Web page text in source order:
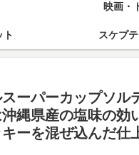
映画・
ト スケプ
ーパーカップソル
縄県産の塩味の効
ーを混ぜ込んだ仕